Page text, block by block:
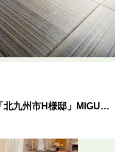
【施工事例】畳新調「北九州市H様邸」MIGUSA「ナイトフォレスト」縁なし半畳